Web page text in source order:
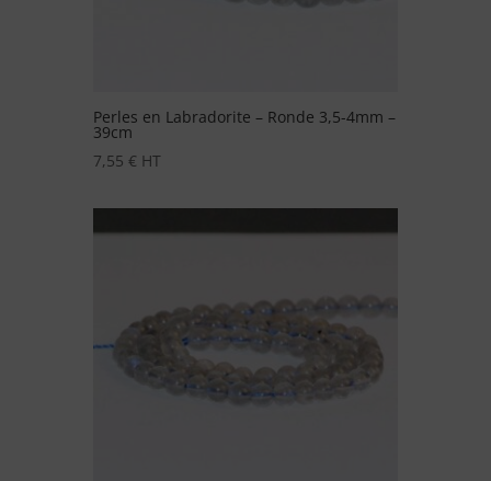
Perles en Labradorite – Ronde 3,5-4mm –
39cm
7,55 € HT